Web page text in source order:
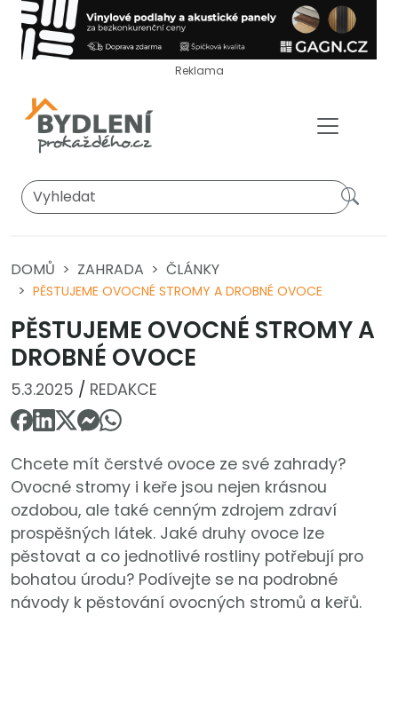
Reklama
DOMŮ ZAHRADA ČLÁNKY
PĚSTUJEME OVOCNÉ STROMY A DROBNÉ OVOCE
PĚSTUJEME OVOCNÉ STROMY A
DROBNÉ OVOCE
5.3.2025 / REDAKCE
Chcete mít čerstvé ovoce ze své zahrady?
Ovocné stromy i keře jsou nejen krásnou
ozdobou, ale také cenným zdrojem zdraví
prospěšných látek. Jaké druhy ovoce lze
pěstovat a co jednotlivé rostliny potřebují pro
bohatou úrodu? Podívejte se na podrobné
návody k pěstování ovocných stromů a keřů.